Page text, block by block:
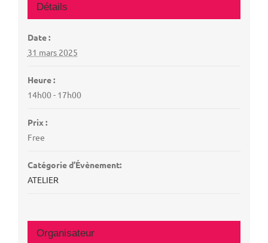
Détails
Date :
31 mars 2025
Heure :
14h00 - 17h00
Prix :
Free
Catégorie d’Évènement:
ATELIER
Organisateur